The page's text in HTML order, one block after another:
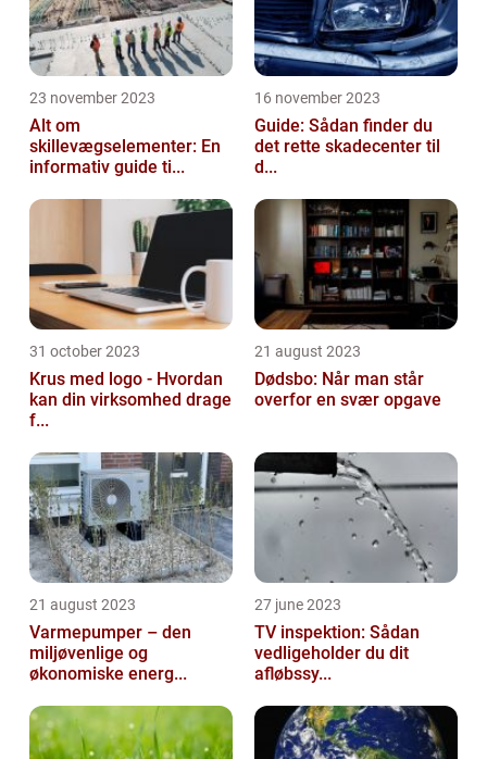
23 november 2023
Alt om
skillevægselementer: En
informativ guide ti...
16 november 2023
Guide: Sådan finder du
det rette skadecenter til
d...
31 october 2023
Krus med logo - Hvordan
kan din virksomhed drage
f...
21 august 2023
Dødsbo: Når man står
overfor en svær opgave
21 august 2023
Varmepumper – den
miljøvenlige og
økonomiske energ...
27 june 2023
TV inspektion: Sådan
vedligeholder du dit
afløbssy...